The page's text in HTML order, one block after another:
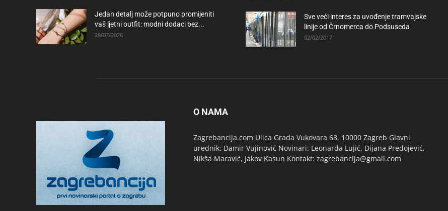
Jedan detalj može potpuno promijeniti
vaš ljetni outfit: modni dodaci bez...
28/07/2026
Sve veći interes za uvođenje tramvajske
linije od Črnomerca do Podsuseda
02/02/2017
O NAMA
Zagrebancija.com Ulica Grada Vukovara 68, 10000 Zagreb Glavni
urednik: Damir Vujinović Novinari: Leonarda Lujić, Dijana Predojević,
Nikša Maravić, Jakov Kasun Kontakt: zagrebancija@gmail.com